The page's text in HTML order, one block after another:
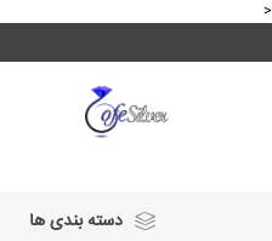
<
دسته بندی ها